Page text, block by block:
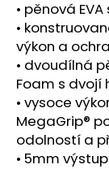
• pěnová
•
výkon a
• dvoudílná
Foam s
• vysoce
MegaGrip®
odolností a
• 5mm
ČERVENÁ
290
Kč